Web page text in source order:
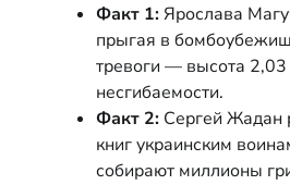
Факт 1:Ярослава
прыгая в
тревоги — высота
несгибаемости.
Факт 2: Сергей Жадан
книг украинским
собирают миллионы